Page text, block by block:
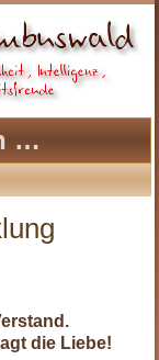
…
die Liebe!